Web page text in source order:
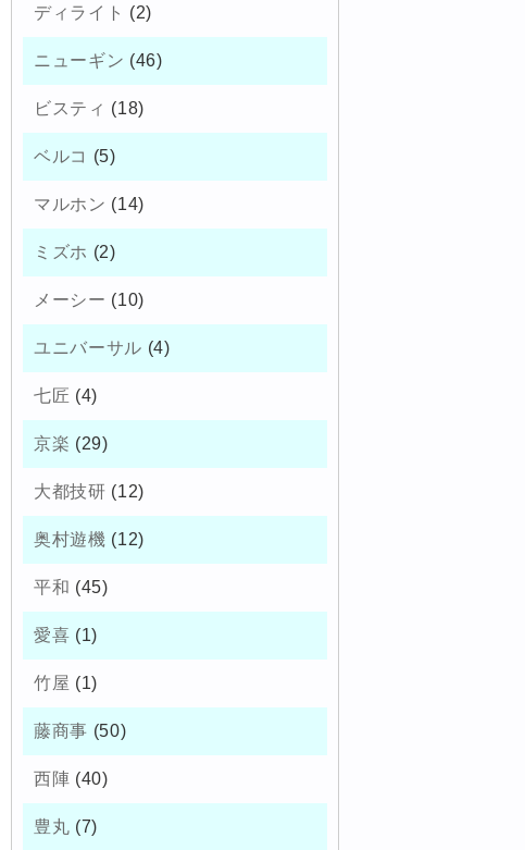
ディライト (2)
ニューギン (46)
ビスティ (18)
ベルコ (5)
マルホン (14)
ミズホ (2)
メーシー (10)
ユニバーサル (4)
七匠 (4)
京楽 (29)
大都技研 (12)
奥村遊機 (12)
平和 (45)
愛喜 (1)
竹屋 (1)
藤商事 (50)
西陣 (40)
豊丸 (7)